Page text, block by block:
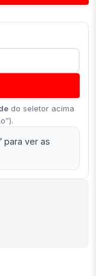
do seletor acima
para ver as